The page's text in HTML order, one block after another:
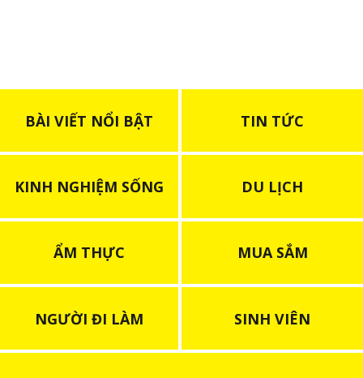
BÀI VIẾT NỔI BẬT TIN TỨC
KINH NGHIỆM SỐNG DU LỊCH
ẨM THỰC MUA SẮM
NGƯỜI ĐI LÀM SINH VIÊN